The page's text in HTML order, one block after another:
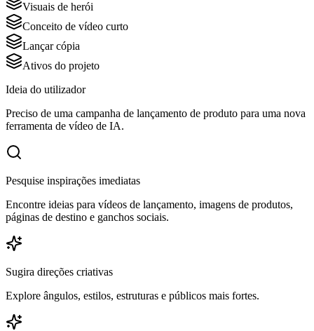
Visuais de herói
Conceito de vídeo curto
Lançar cópia
Ativos do projeto
Ideia do utilizador
Preciso de uma campanha de lançamento de produto para uma nova
ferramenta de vídeo de IA.
Pesquise inspirações imediatas
Encontre ideias para vídeos de lançamento, imagens de produtos,
páginas de destino e ganchos sociais.
Sugira direções criativas
Explore ângulos, estilos, estruturas e públicos mais fortes.